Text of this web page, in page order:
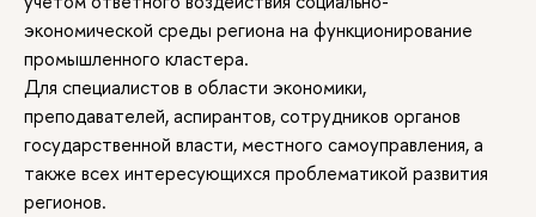
экономической среды региона на функционирование
промышленного кластера.
Для специалистов в области экономики,
преподавателей, аспирантов, сотрудников органов
государственной власти, местного самоуправления, а
также всех интересующихся проблематикой развития
регионов.